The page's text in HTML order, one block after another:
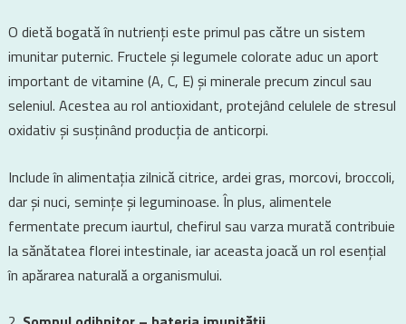
O dietă bogată în nutrienți este primul pas către un sistem
imunitar puternic. Fructele și legumele colorate aduc un aport
important de vitamine (A, C, E) și minerale precum zincul sau
seleniul. Acestea au rol antioxidant, protejând celulele de stresul
oxidativ și susținând producția de anticorpi.
Include în alimentația zilnică citrice, ardei gras, morcovi, broccoli,
dar și nuci, semințe și leguminoase. În plus, alimentele
fermentate precum iaurtul, chefirul sau varza murată contribuie
la sănătatea florei intestinale, iar aceasta joacă un rol esențial
în apărarea naturală a organismului.